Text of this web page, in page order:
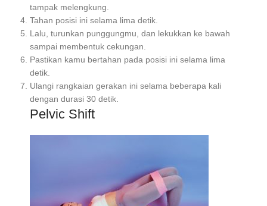
tampak melengkung.
Tahan posisi ini selama lima detik.
Lalu, turunkan punggungmu, dan lekukkan ke bawah
sampai membentuk cekungan.
Pastikan kamu bertahan pada posisi ini selama lima
detik.
Ulangi rangkaian gerakan ini selama beberapa kali
dengan durasi 30 detik.
Pelvic Shift